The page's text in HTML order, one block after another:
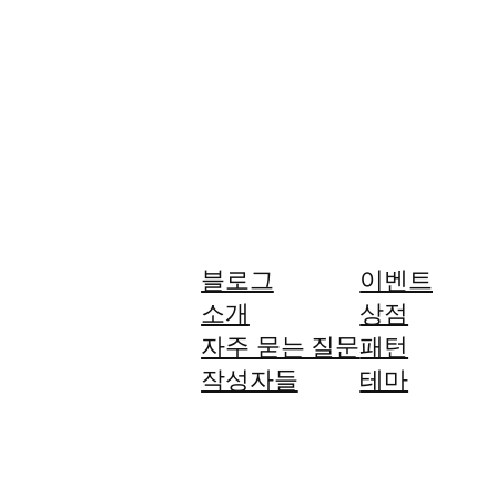
블로그
소개
자주 묻는 질문
작성자들
이벤트
상점
패턴
테마